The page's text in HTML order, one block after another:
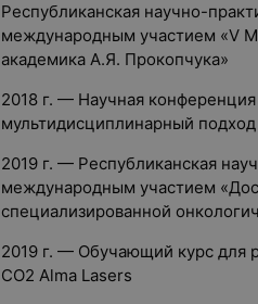
Республиканская научно-
международным участием «V
академика А.Я. Прокопчука»
2018 г. — Научная
мультидисциплинарный
2019 г. — Республиканская
международным участием
специализированной
2019 г. — Обучающий курс для
CO2 Alma Lasers